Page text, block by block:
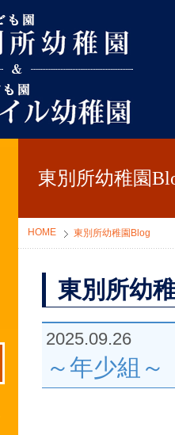
東別所幼稚園
HOME 東別所幼稚園Blog
東別所幼
2025.09.26
～年少組～